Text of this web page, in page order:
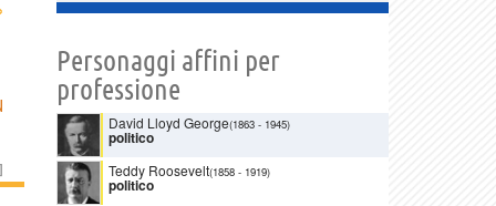
]
Personaggi affini per
professione
David Lloyd George(1863 - 1945)
politico
Teddy Roosevelt(1858 - 1919)
politico